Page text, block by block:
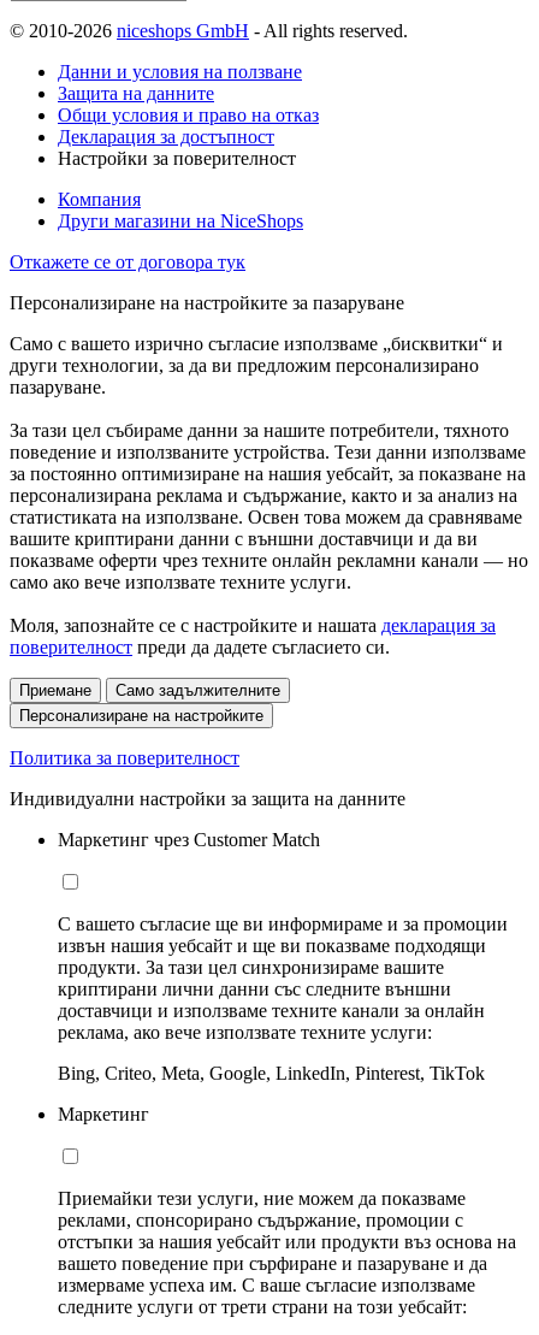
© 2010-2026 niceshops GmbH - All rights reserved.
Данни и условия на ползване
Защита на данните
Общи условия и право на отказ
Декларация за достъпност
Настройки за поверителност
Компания
Други магазини на NiceShops
Откажете се от договора тук
Персонализиране на настройките за пазаруване
Само с вашето изрично съгласие използваме „бисквитки“ и
други технологии, за да ви предложим персонализирано
пазаруване.
За тази цел събираме данни за нашите потребители, тяхното
поведение и използваните устройства. Тези данни използваме
за постоянно оптимизиране на нашия уебсайт, за показване на
персонализирана реклама и съдържание, както и за анализ на
статистиката на използване. Освен това можем да сравняваме
вашите криптирани данни с външни доставчици и да ви
показваме оферти чрез техните онлайн рекламни канали — но
само ако вече използвате техните услуги.
Моля, запознайте се с настройките и нашата декларация за
поверителност преди да дадете съгласието си.
Приемане
Само задължителните
Персонализиране на настройките
Политика за поверителност
Индивидуални настройки за защита на данните
Маркетинг чрез Customer Match
С вашето съгласие ще ви информираме и за промоции
извън нашия уебсайт и ще ви показваме подходящи
продукти. За тази цел синхронизираме вашите
криптирани лични данни със следните външни
доставчици и използваме техните канали за онлайн
реклама, ако вече използвате техните услуги:
Bing, Criteo, Meta, Google, LinkedIn, Pinterest, TikTok
Маркетинг
Приемайки тези услуги, ние можем да показваме
реклами, спонсорирано съдържание, промоции с
отстъпки за нашия уебсайт или продукти въз основа на
вашето поведение при сърфиране и пазаруване и да
измерваме успеха им. С ваше съгласие използваме
следните услуги от трети страни на този уебсайт: